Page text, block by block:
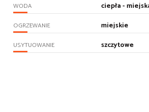
WODA ciepła -
OGRZEWANIE miejskie
USYTUOWANIE szczytowe